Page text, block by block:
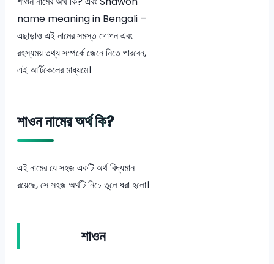
name meaning in Bengali –
এছাড়াও এই নামের সমস্ত গোপন এবং
রহস্যময় তথ্য সম্পর্কে জেনে নিতে পারবেন,
এই আর্টিকেলের মাধ্যমে।
শাওন নামের অর্থ কি?
এই নামের যে সহজ একটি অর্থ বিদ্যমান
রয়েছে, সে সহজ অর্থটি নিচে তুলে ধরা হলো।
শাওন